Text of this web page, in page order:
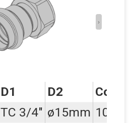
›
D1 D2 Conf.
TC 3/4" ø15mm 10